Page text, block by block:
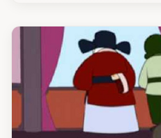
và nuôi nấng yêu
Kaguya Hime. Vào thời
lên rừng thì đốn củi
ra đến đấy. Chẳng
trở nên giàu có.